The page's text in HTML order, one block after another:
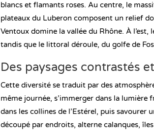
blancs et flamants roses. Au centre, le
plateaux du Luberon composent un relief
Ventoux domine la vallée du Rhône. À l’est,
tandis que le littoral déroule, du golfe de
Des paysages contrastés
Cette diversité se traduit par des
même journée, s’immerger dans la lumière
dans les collines de l’Estérel, puis savourer
découpé par endroits, alterne calanques,